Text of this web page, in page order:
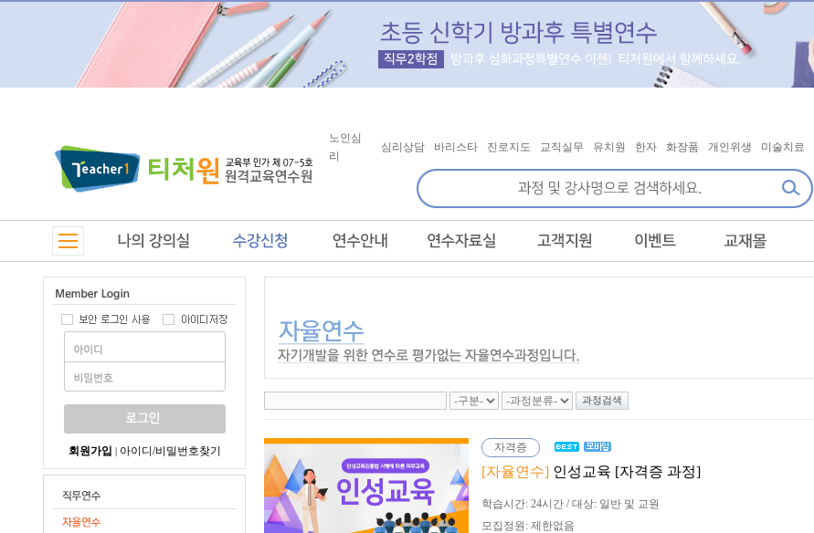
노인심
리
심리상담 바리스타 진로지도 교직실무 유치원 한자 화장품 개인위생 미술치료
회원가입 아이디/비밀번호찾기 자격증
[자율연수] 인성교육 [자격증 과정]
학습시간: 24시간 / 대상: 일반 및 교원
모집정원: 제한없음